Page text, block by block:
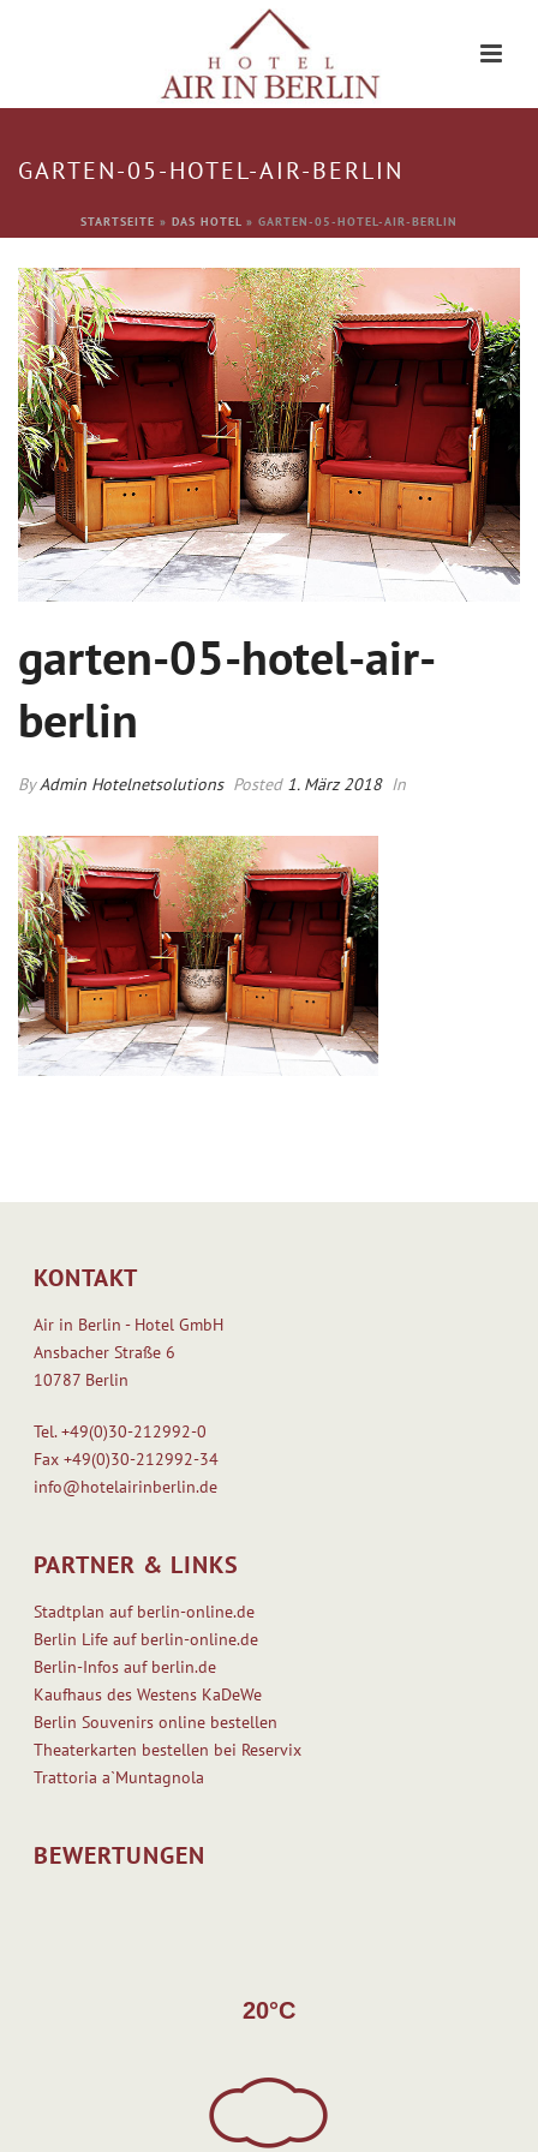
GARTEN-05-HOTEL-AIR-BERLIN
STARTSEITE » DAS HOTEL » GARTEN-05-HOTEL-AIR-BERLIN
garten-05-hotel-air-
berlin
ByAdmin Hotelnetsolutions Posted 1. März 2018 In
KONTAKT
Air in Berlin - Hotel GmbH
Ansbacher Straße 6
10787 Berlin
Tel.+49(0)30-212992-0
Fax+49(0)30-212992-34
info@hotelairinberlin.de
PARTNER & LINKS
Stadtplan auf berlin-online.de
Berlin Life auf berlin-online.de
Berlin-Infos auf berlin.de
Kaufhaus des Westens KaDeWe
Berlin Souvenirs online bestellen
Theaterkarten bestellen bei Reservix
Trattoria a`Muntagnola
BEWERTUNGEN
20°C